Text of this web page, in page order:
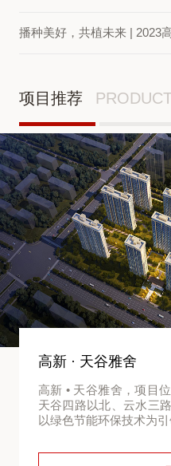
播种美好，共植未来 | 2023
项目推荐
高新 · 天谷雅舍
高新 • 天谷雅舍，项目
天谷四路以北、云水三
以绿色节能环保技术为